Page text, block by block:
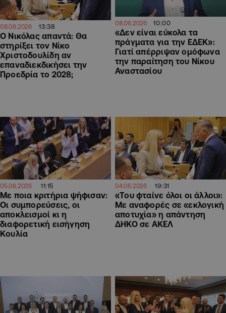
08.06.2026 13:38
Ο Νικόλας απαντά: Θα
στηρίξει τον Νίκο
Χριστοδουλίδη αν
επαναδιεκδικήσει την
Προεδρία το 2028;
08.06.2026 10:00
«Δεν είναι εύκολα τα
πράγματα για την ΕΔΕΚ»:
Γιατί απέρριψαν ομόφωνα
την παραίτηση του Νίκου
Αναστασίου
05.06.2026 11:15
Με ποια κριτήρια ψήφισαν:
Οι συμπορεύσεις, οι
αποκλεισμοί κι η
διαφορετική εισήγηση
Κουλία
04.06.2026 19:31
«Του φταίνε όλοι οι άλλοι»:
Με αναφορές σε «εκλογική
αποτυχία» η απάντηση
ΔΗΚΟ σε ΑΚΕΛ